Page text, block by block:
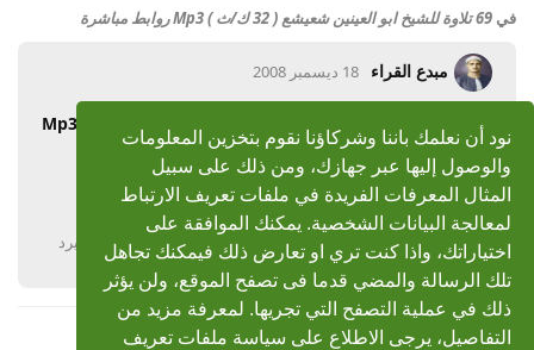
نود أن نعلمك باننا وشركاؤنا نقوم بتخزين المعلومات
والوصول إليها عبر جهازك، ومن ذلك على سبيل
المثال المعرفات الفريدة في ملفات تعريف الارتباط
لمعالجة البيانات الشخصية. يمكنك الموافقة على
اختياراتك، واذا كنت تري او تعارض ذلك فيمكنك تجاهل
تلك الرسالة والمضي قدما فى تصفح الموقع، ولن يؤثر
ذلك في عملية التصفح التي تجريها. لمعرفة مزيد من
التفاصيل، يرجى الاطلاع على سياسة ملفات تعريف
في 69 تلاوة للشيخ ابو العينين شعيشع ( 32 ك/ث ) Mp3 روابط مباشرة
مبدع القراء 18 ديسمبر 2008
رد: تسجيلات نادرة للشيخ ابو العينين شعيشع ( 32 ك/ث ) Mp3
روابط مباشرة
بارك الله فيك
يرد